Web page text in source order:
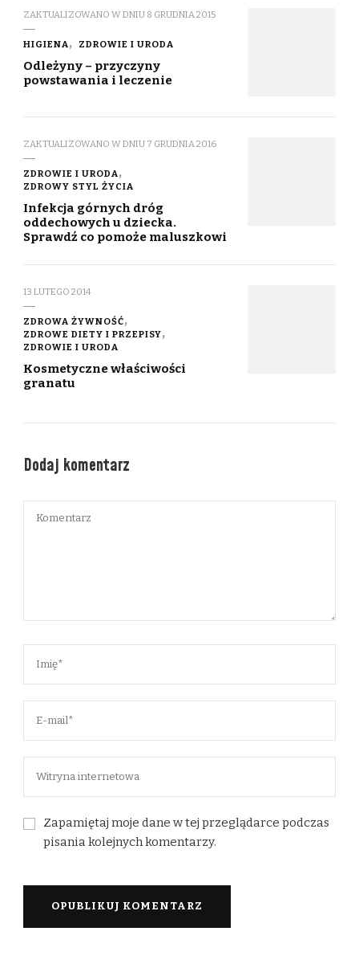
ZAKTUALIZOWANO W DNIU 8 GRUDNIA 2015
HIGIENA ZDROWIE I URODA
Odleżyny – przyczyny
powstawania i leczenie
ZAKTUALIZOWANO W DNIU 7 GRUDNIA 2016
ZDROWIE I URODA
ZDROWY STYL ŻYCIA
Infekcja górnych dróg
oddechowych u dziecka.
Sprawdź co pomoże maluszkowi
13 LUTEGO 2014
ZDROWA ŻYWNOŚĆ
ZDROWE DIETY I PRZEPISY
ZDROWIE I URODA
Kosmetyczne właściwości
granatu
Dodaj komentarz
Zapamiętaj moje dane w tej przeglądarce podczas
pisania kolejnych komentarzy.